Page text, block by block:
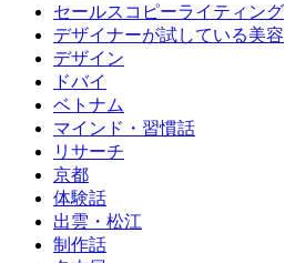
セールスコピーライティング
デザイナーが試している美容
デザイン
ドバイ
ベトナム
マインド・習慣話
リサーチ
京都
体験話
出雲・松江
制作話